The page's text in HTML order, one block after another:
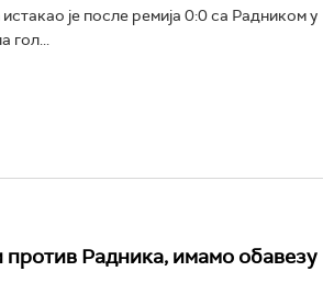
је после ремија 0:0 са Радником у
гол...
Радника, имамо обавезу